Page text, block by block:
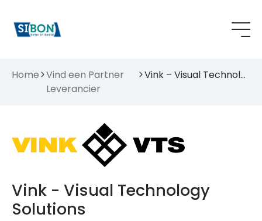
Home Vind een Partner
Leverancier
Vink – Visual Technology Solutions
Vink - Visual Technology
Solutions